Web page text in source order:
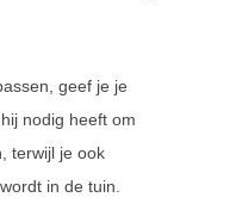
geef je je
nodig heeft om
terwijl je ook
in de tuin.